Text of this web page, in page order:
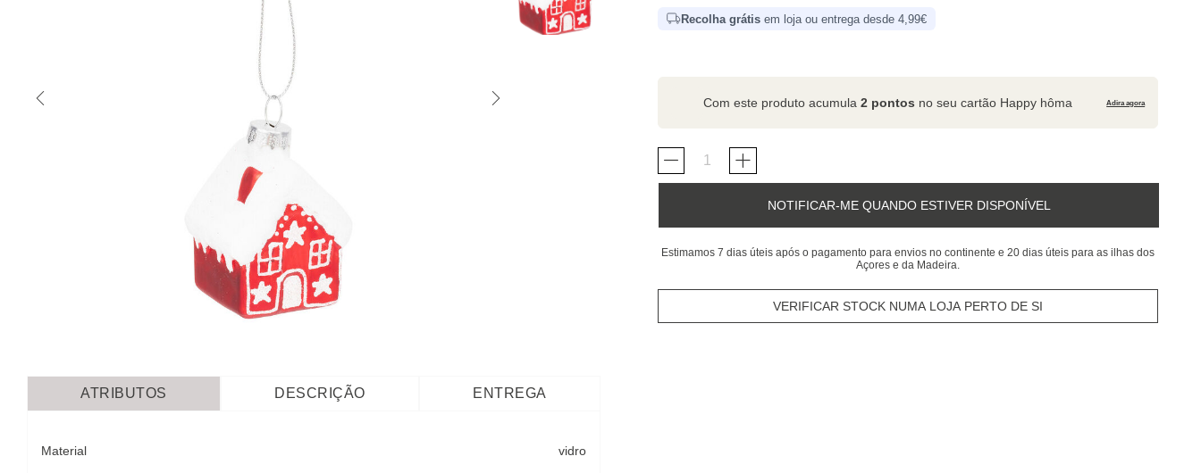
Recolha grátis em loja ou entrega desde 4,99€
Com este produto acumula2 pontos no seu cartão Happy hôma Adira agora
NOTIFICAR-ME QUANDO ESTIVER DISPONÍVEL
Estimamos 7 dias úteis após o pagamento para envios no continente e 20 dias úteis para as ilhas dos
Açores e da Madeira.
VERIFICAR STOCK NUMA LOJA PERTO DE SI
ATRIBUTOS DESCRIÇÃO ENTREGA
Material vidro